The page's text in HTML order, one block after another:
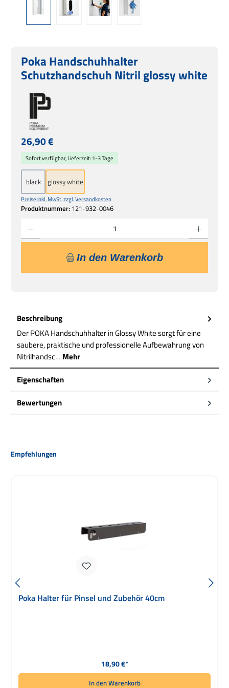
Poka Handschuhhalter
Schutzhandschuh Nitril glossy white
Regulärer Preis:
26,90 €
Preise inkl. MwSt. zzgl. Versandkosten
Produktnummer: 121-932-0046
Sofort verfügbar, Lieferzeit: 1-3 Tage
black glossy white
In den Warenkorb
Beschreibung
Der POKA Handschuhhalter in Glossy White sorgt für eine
saubere, praktische und professionelle Aufbewahrung von
Nitrilhandsc… Mehr
Eigenschaften
Bewertungen
Produktgalerie überspringen
Empfehlungen
Poka Halter für Pinsel und Zubehör 40cm
Regulärer Preis:
18,90 €*
In den Warenkorb